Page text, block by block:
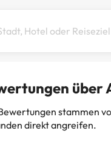
über
stammen
direkt angreifen.